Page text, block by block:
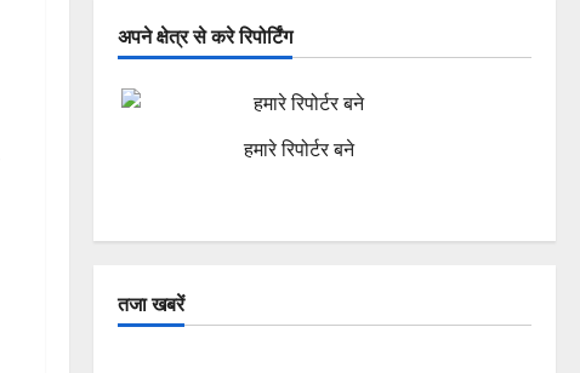
अपने क्षेत्र से करे रिपोर्टिंग
हमारे रिपोर्टर बने
तजा खबरें